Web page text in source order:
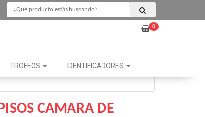
0
TROFEOS IDENTIFICADORES
CAMARA DE